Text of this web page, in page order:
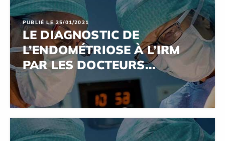
PUBLIÉ LE 25/01/2021
LE DIAGNOSTIC DE
L’ENDOMÉTRIOSE À L’IRM
PAR LES DOCTEURS...